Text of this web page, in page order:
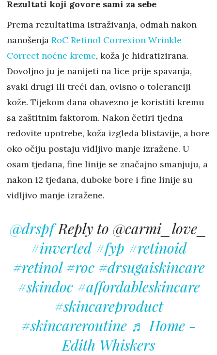
Rezultati koji govore sami za sebe
Prema rezultatima istraživanja, odmah nakon
nanošenja RoC Retinol Correxion Wrinkle
Correct noćne kreme, koža je hidratizirana.
Dovoljno ju je nanijeti na lice prije spavanja,
svaki drugi ili treći dan, ovisno o toleranciji
kože. Tijekom dana obavezno je koristiti kremu
sa zaštitnim faktorom. Nakon četiri tjedna
redovite upotrebe, koža izgleda blistavije, a bore
oko očiju postaju vidljivo manje izražene. U
osam tjedana, fine linije se značajno smanjuju, a
nakon 12 tjedana, duboke bore i fine linije su
vidljivo manje izražene.
@drspfReply to @carmi_love_
#inverted #fyp #retinoid
#retinol #roc #drsugaiskincare
#skindoc #affordableskincare
#skincareproduct
#skincareroutine ♬ Home -
Edith Whiskers